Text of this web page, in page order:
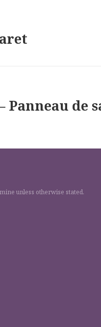
Panneau de
unless otherwise stated.